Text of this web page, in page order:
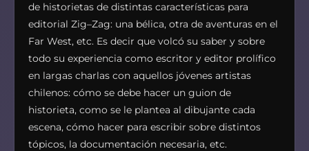
de historietas de distintas características para
editorial Zig–Zag: una bélica, otra de aventuras en el
Far West, etc. Es decir que volcó su saber y sobre
todo su experiencia como escritor y editor prolífico
en largas charlas con aquellos jóvenes artistas
chilenos: cómo se debe hacer un guion de
historieta, como se le plantea al dibujante cada
escena, cómo hacer para escribir sobre distintos
tópicos, la documentación necesaria, etc.